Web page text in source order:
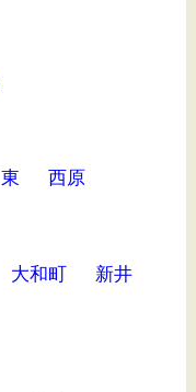
東 西原
大和町
新井